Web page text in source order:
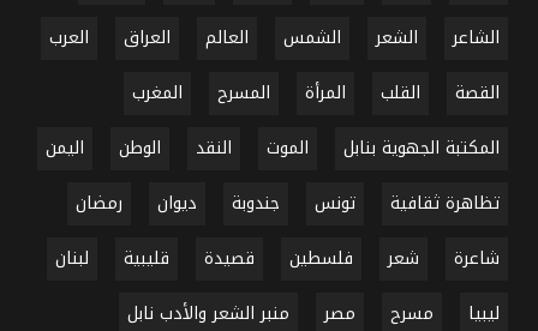
الشاعر
الشعر الشمس العالم العراق
العرب
القصة
القلب المرأة المسرح
المغرب
المكتبة الجهوية بنابل
الموت النقد الوطن
اليمن
تظاهرة ثقافية
تونس جندوبة ديوان
رمضان
شاعرة
شعر فلسطين قصيدة قليبية
لبنان
ليبيا
مسرح مصر
منبر الشعر والأدب نابل